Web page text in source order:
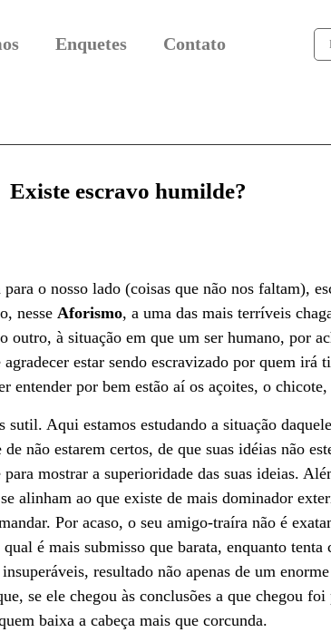
Enquetes Contato
Existe escravo humilde?
o nosso lado (coisas que não nos faltam),
nesse Aforismo, a uma das mais terríveis
outro, à situação em que um ser humano, por
estar sendo escravizado por quem irá
entender por bem estão aí os açoites, o
sutil. Aqui estamos estudando a situação
não estarem certos, de que suas idéias não
mostrar a superioridade das suas ideias.
alinham ao que existe de mais dominador
Por acaso, o seu amigo-traíra não é
é mais submisso que barata, enquanto
resultado não apenas de um
se ele chegou às conclusões a que chegou
baixa a cabeça mais que corcunda.